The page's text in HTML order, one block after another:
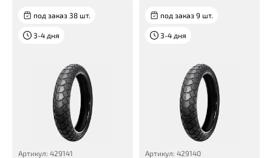
под заказ 38 шт.
3-4 дня
Артикул: 429141
под заказ 9 шт.
3-4 дня
Артикул: 429140